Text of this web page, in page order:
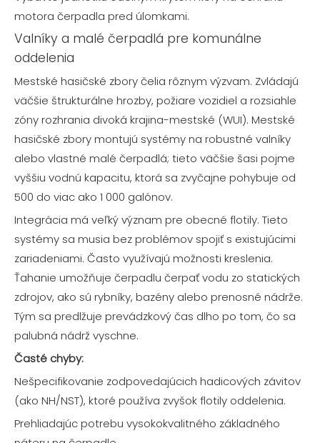
motora čerpadla pred úlomkami.
Valníky a malé čerpadlá pre komunálne
oddelenia
Mestské hasičské zbory čelia rôznym výzvam. Zvládajú
väčšie štrukturálne hrozby, požiare vozidiel a rozsiahle
zóny rozhrania divoká krajina-mestské (WUI). Mestské
hasičské zbory montujú systémy na robustné valníky
alebo vlastné malé čerpadlá; tieto väčšie šasi pojme
vyššiu vodnú kapacitu, ktorá sa zvyčajne pohybuje od
500 do viac ako 1 000 galónov.
Integrácia má veľký význam pre obecné flotily. Tieto
systémy sa musia bez problémov spojiť s existujúcimi
zariadeniami. Často využívajú možnosti kreslenia.
Ťahanie umožňuje čerpadlu čerpať vodu zo statických
zdrojov, ako sú rybníky, bazény alebo prenosné nádrže.
Tým sa predlžuje prevádzkový čas dlho po tom, čo sa
palubná nádrž vyschne.
Časté chyby:
Nešpecifikovanie zodpovedajúcich hadicových závitov
(ako NH/NST), ktoré používa zvyšok flotily oddelenia.
Prehliadajúc potrebu vysokokvalitného základného